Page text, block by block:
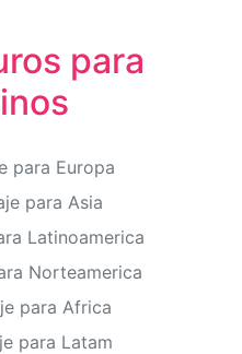
para
para Europa
para Asia
Latinoamerica
Norteamerica
para Africa
para Latam